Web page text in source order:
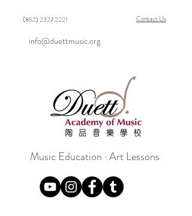
Contact Us
(852) 2327 2221
info@duettmusic.org
Music Education · Art Lessons